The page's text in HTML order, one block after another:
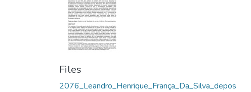
Files
2076_Leandro_Henrique_França_Da_Silva_depos